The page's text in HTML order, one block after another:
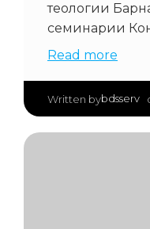
теологии
семинарии
Read more
Written bybdsserv